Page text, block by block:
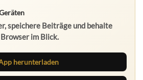
speichere Beiträge und behalte
im Blick.
herunterladen